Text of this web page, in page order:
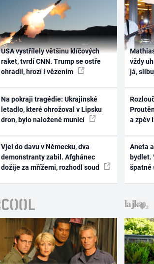
USA vystřílely většinu klíčových
raket, tvrdí CNN. Trump se ostře
ohradil, hrozí i vězením
Na pokraji tragédie: Ukrajinské
letadlo, které ohrožoval v Lipsku
dron, bylo naložené municí
Vjel do davu v Německu, dva
demonstranty zabil. Afghánec
dožije za mřížemi, rozhodl soud
vždy
já,
a zpěv
Aneta
bydlet.
špatné